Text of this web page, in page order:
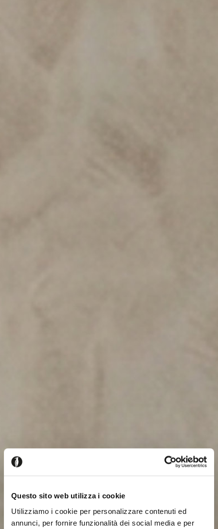
Questo sito web utilizza i cookie
Utilizziamo i cookie per personalizzare contenuti ed
annunci, per fornire funzionalità dei social media e per